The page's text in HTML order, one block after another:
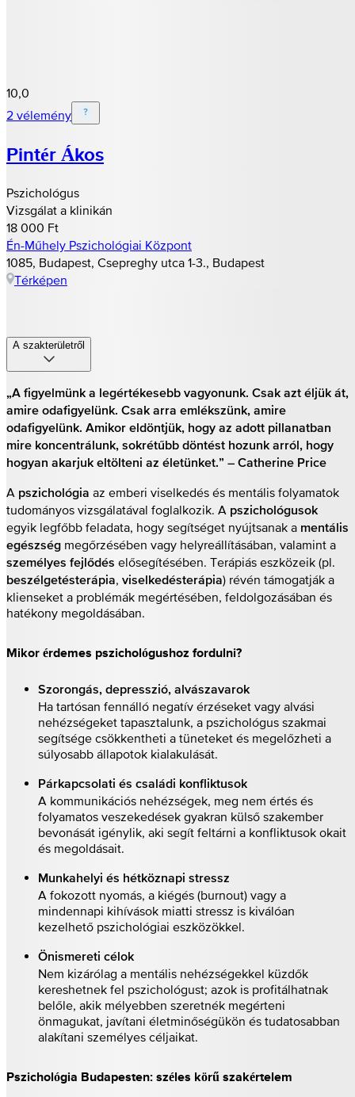
10,0
2 vélemény
Pintér Ákos
Pszichológus
Vizsgálat a klinikán
18 000 Ft
Én-Műhely Pszichológiai Központ
1085, Budapest, Csepreghy utca 1-3., Budapest
Térképen
A szakterületről
„A figyelmünk a legértékesebb vagyonunk. Csak azt éljük át,
amire odafigyelünk. Csak arra emlékszünk, amire
odafigyelünk. Amikor eldöntjük, hogy az adott pillanatban
mire koncentrálunk, sokrétűbb döntést hozunk arról, hogy
hogyan akarjuk eltölteni az életünket.” – Catherine Price
A pszichológia az emberi viselkedés és mentális folyamatok
tudományos vizsgálatával foglalkozik. A pszichológusok
egyik legfőbb feladata, hogy segítséget nyújtsanak a mentális
egészség megőrzésében vagy helyreállításában, valamint a
személyes fejlődés elősegítésében. Terápiás eszközeik (pl.
beszélgetésterápia, viselkedésterápia) révén támogatják a
klienseket a problémák megértésében, feldolgozásában és
hatékony megoldásában.
Mikor érdemes pszichológushoz fordulni?
Szorongás, depresszió, alvászavarok
Ha tartósan fennálló negatív érzéseket vagy alvási
nehézségeket tapasztalunk, a pszichológus szakmai
segítsége csökkentheti a tüneteket és megelőzheti a
súlyosabb állapotok kialakulását.
Párkapcsolati és családi konfliktusok
A kommunikációs nehézségek, meg nem értés és
folyamatos veszekedések gyakran külső szakember
bevonását igénylik, aki segít feltárni a konfliktusok okait
és megoldásait.
Munkahelyi és hétköznapi stressz
A fokozott nyomás, a kiégés (burnout) vagy a
mindennapi kihívások miatti stressz is kiválóan
kezelhető pszichológiai eszközökkel.
Önismereti célok
Nem kizárólag a mentális nehézségekkel küzdők
kereshetnek fel pszichológust; azok is profitálhatnak
belőle, akik mélyebben szeretnék megérteni
önmagukat, javítani életminőségükön és tudatosabban
alakítani személyes céljaikat.
Pszichológia Budapesten: széles körű szakértelem